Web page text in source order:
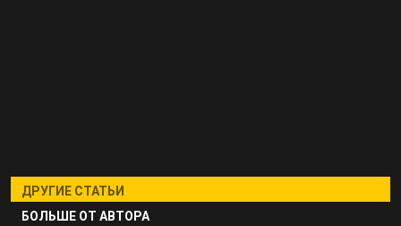
ДРУГИЕ СТАТЬИ
БОЛЬШЕ ОТ АВТОРА